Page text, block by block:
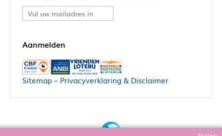
Sitemap– Privacyverklaring & Disclaimer